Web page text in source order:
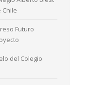
Chile
Futuro
del Colegio